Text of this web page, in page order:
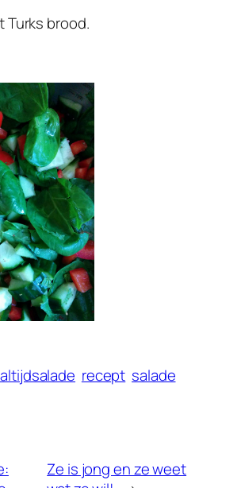
Turks brood.
recept salade
Ze is jong en ze weet